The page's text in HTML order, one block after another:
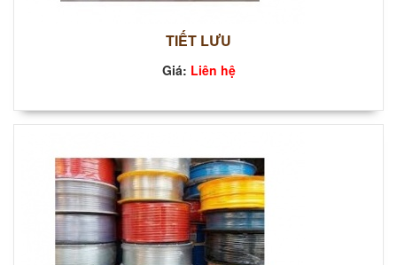
TIẾT LƯU
Giá: Liên hệ